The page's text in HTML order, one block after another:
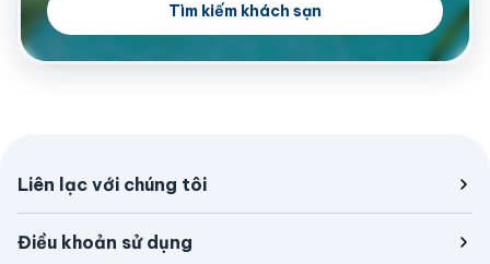
Tìm kiếm khách sạn
Liên lạc với chúng tôi
Điều khoản sử dụng